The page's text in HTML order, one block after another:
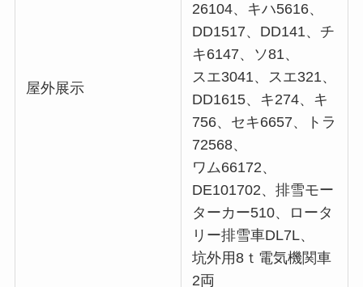
屋外展示
26104、キハ5616、
DD1517、DD141、チ
キ6147、ソ81、
スエ3041、スエ321、
DD1615、キ274、キ
756、セキ6657、トラ
72568、
ワム66172、
DE101702、排雪モー
ターカー510、ロータ
リー排雪車DL7L、
坑外用8ｔ電気機関車
2両